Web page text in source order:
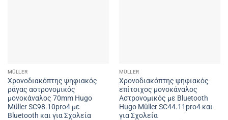
MÜLLER
Χρονοδιακόπτης ψηφιακός
ράγας αστρονομικός
μονοκάναλος 70mm Hugo
Müller SC98.10pro4 με
Bluetooth και για Σχολεία
MÜLLER
Χρονοδιακόπτης ψηφιακός
επίτοιχος μονοκάναλος
Αστρονομικός με Bluetooth
Hugo Müller SC44.11pro4 και
για Σχολεία